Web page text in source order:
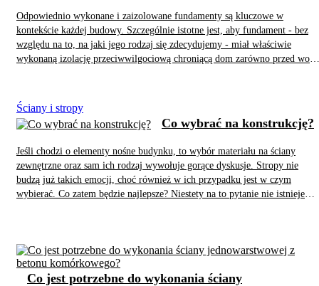
Odpowiednio wykonane i zaizolowane fundamenty są kluczowe w
kontekście każdej budowy. Szczególnie istotne jest, aby fundament - bez
względu na to, na jaki jego rodzaj się zdecydujemy - miał właściwie
wykonaną izolację przeciwwilgociową chroniącą dom zarówno przed wodą
pojawienia się grzyba. Dlatego hydroizolacja fundamentów jest tak ważna i
w żadnym wypadku nie wolno jej zaniedbywać.
Ściany i stropy
Jeśli chodzi o elementy nośne budynku, to wybór materiału na ściany
zewnętrzne oraz sam ich rodzaj wywołuje gorące dyskusje. Stropy nie
budzą już takich emocji, choć również w ich przypadku jest w czym
wybierać. Co zatem będzie najlepsze? Niestety na to pytanie nie istnieje
Co wybrać na konstrukcję?
Co jest potrzebne do wykonania ściany